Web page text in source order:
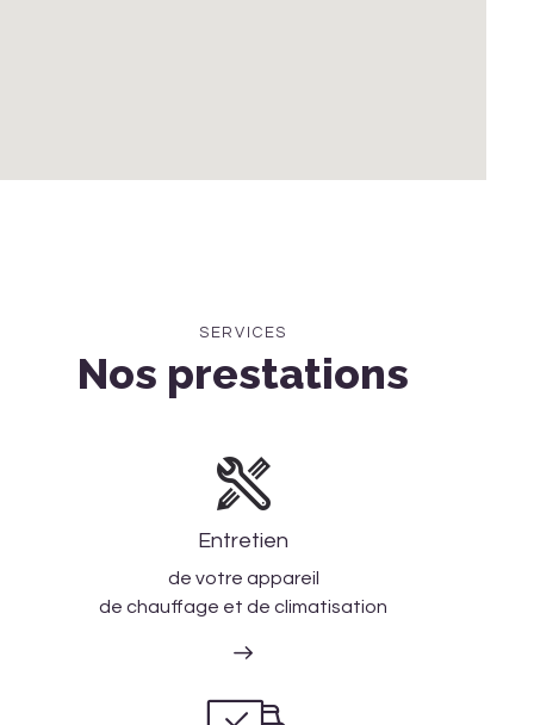
SERVICES
Nos prestations
Entretien
de votre appareil
de chauffage et de climatisation